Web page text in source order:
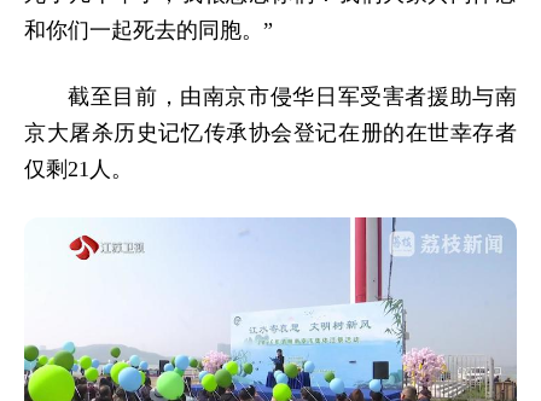
和你们一起死去的同胞。”
截至目前，由南京市侵华日军受害者援助与南
京大屠杀历史记忆传承协会登记在册的在世幸存者
仅剩21人。